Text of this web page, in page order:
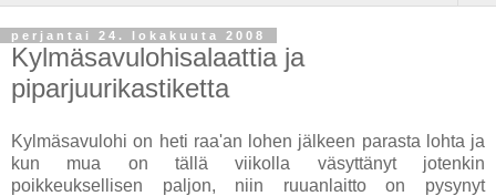
perjantai 24. lokakuuta 2008
Kylmäsavulohisalaattia ja
piparjuurikastiketta
Kylmäsavulohi on heti raa'an lohen jälkeen parasta lohta ja
kun mua on tällä viikolla väsyttänyt jotenkin
poikkeuksellisen paljon, niin ruuanlaitto on pysynyt